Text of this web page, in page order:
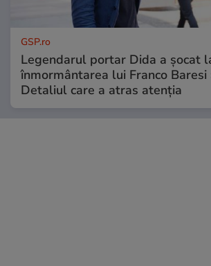
GSP.ro
Legendarul portar Dida a șocat
înmormântarea lui Franco Baresi
Detaliul care a atras atenția